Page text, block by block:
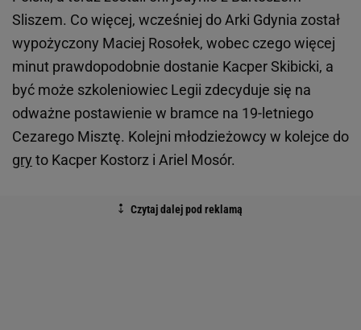
Sliszem. Co więcej, wcześniej do Arki Gdynia został
wypożyczony Maciej Rosołek, wobec czego więcej
minut prawdopodobnie dostanie Kacper Skibicki, a
być może szkoleniowiec Legii zdecyduje się na
odważne postawienie w bramce na 19-letniego
Cezarego Misztę. Kolejni młodzieżowcy w kolejce do
gry to Kacper Kostorz i Ariel Mosór.